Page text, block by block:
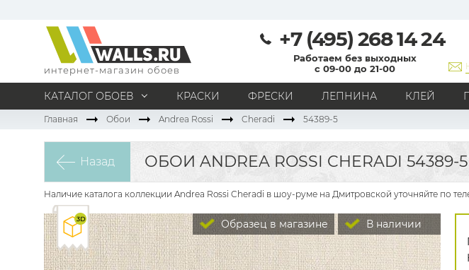
интернет-магазин обоев
+7 (495) 268 14 24
Работаем без выходных
с 09-00 до 21-00
КАТАЛОГ ОБОЕВ КРАСКИ ФРЕСКИ ЛЕПНИНА КЛЕЙ
МАТЕРИАЛ
Под покраску
Натуральные
Флизелиновые
Виниловые
Бумажные
Текстильные
Кантри
Модерн
Классика
Английский
ПОМЕЩЕНИЕ
Кабинет
Коридор Офис
Гостиная
Спальня
Детская Кухня
Прихожая
РИСУНОК
Граффити
Карта мира
С вензелями
С
Главная Обои Andrea Rossi Cheradi 54389-5
Назад ОБОИ ANDREA ROSSI CHERADI 54389-5
Наличие каталога коллекции Andrea Rossi Cheradi в шоу-руме на Дмитровской уточняйте по
В наличии
Образец в магазине